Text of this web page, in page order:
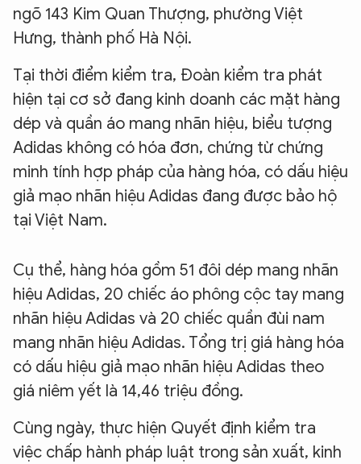
ngõ 143 Kim Quan Thượng, phường Việt
Hưng, thành phố Hà Nội.
Tại thời điểm kiểm tra, Đoàn kiểm tra phát
hiện tại cơ sở đang kinh doanh các mặt hàng
dép và quần áo mang nhãn hiệu, biểu tượng
Adidas không có hóa đơn, chứng từ chứng
minh tính hợp pháp của hàng hóa, có dấu hiệu
giả mạo nhãn hiệu Adidas đang được bảo hộ
tại Việt Nam.
Cụ thể, hàng hóa gồm 51 đôi dép mang nhãn
hiệu Adidas, 20 chiếc áo phông cộc tay mang
nhãn hiệu Adidas và 20 chiếc quần đùi nam
mang nhãn hiệu Adidas. Tổng trị giá hàng hóa
có dấu hiệu giả mạo nhãn hiệu Adidas theo
giá niêm yết là 14,46 triệu đồng.
Cùng ngày, thực hiện Quyết định kiểm tra
việc chấp hành pháp luật trong sản xuất, kinh